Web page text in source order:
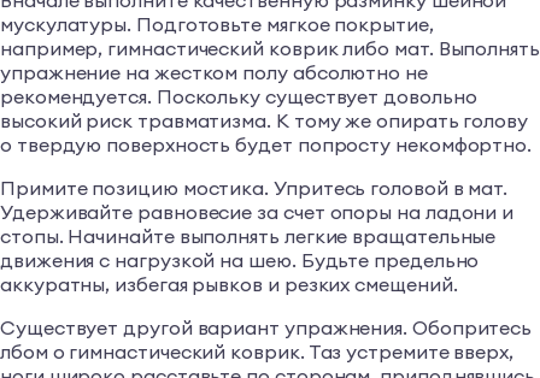
мускулатуры. Подготовьте мягкое покрытие,
например, гимнастический коврик либо мат. Выполнять
упражнение на жестком полу абсолютно не
рекомендуется. Поскольку существует довольно
высокий риск травматизма. К тому же опирать голову
о твердую поверхность будет попросту некомфортно.
Примите позицию мостика. Упритесь головой в мат.
Удерживайте равновесие за счет опоры на ладони и
стопы. Начинайте выполнять легкие вращательные
движения с нагрузкой на шею. Будьте предельно
аккуратны, избегая рывков и резких смещений.
Существует другой вариант упражнения. Обопритесь
лбом о гимнастический коврик. Таз устремите вверх,